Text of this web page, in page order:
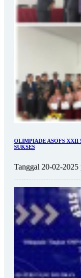
OLIMPIADE ASOFS XXII
SUKSES
Tanggal 20-02-